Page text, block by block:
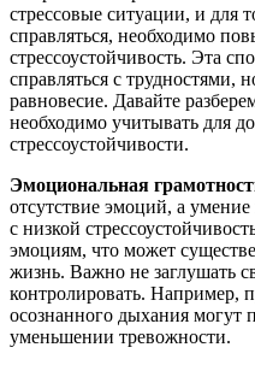
стрессовые ситуации, и для
справляться, необходимо
стрессоустойчивость. Эта
справляться с трудностями,
равновесие. Давайте
необходимо учитывать для
стрессоустойчивости.
Эмоциональная
отсутствие эмоций, а
с низкой
эмоциям, что может
жизнь. Важно не заглушать
контролировать. Например,
осознанного дыхания могут
уменьшении тревожности.